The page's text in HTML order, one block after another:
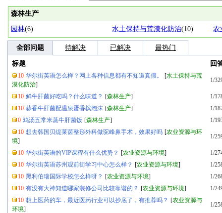
森林生产
园林(6) 水土保持与荒漠化防治(10) 农
全部问题 待解决 已解决 最热门
标题 回
10 华尔街英语怎么样？网上各种信息都有不知道真假。 [水土保持与荒
漠化防治]
1/
10 鲜牛肝菌好吃吗？什么味道？ [森林生产]
1/
10 蒜香牛肝菌配温泉蛋香槟泡沫 [森林生产]
1/
0 鸡汤五常米蒸牛肝菌饭 [森林生产]
1/
10 想去韩国贝缇莱茵整形外科做驼峰鼻手术，效果好吗 [农业资源与环
境]
1/
10 华尔街英语的VIP课程有什么优势？ [农业资源与环境]
1/
10 华尔街英语苏州观前街学习中心怎么样？ [农业资源与环境]
1/
10 黑利伯瑞国际学校怎么样呀？ [农业资源与环境]
1/
10 有没有大神知道哪家装修公司比较靠谱的？ [农业资源与环境]
1/
10 想上医药的车，最近医药行业可以抄底了，有推荐吗？ [农业资源与
环境]
1/